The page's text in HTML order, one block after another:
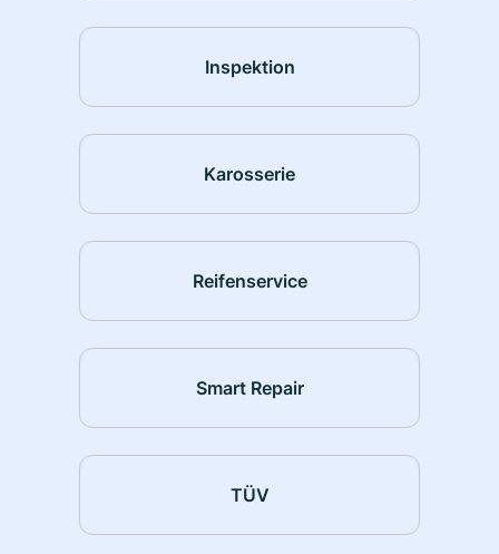
Inspektion
Karosserie
Reifenservice
Smart Repair
TÜV